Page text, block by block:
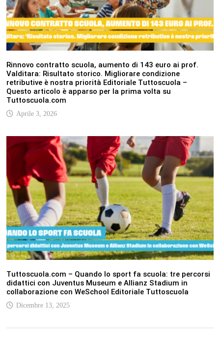
Rinnovo contratto scuola, aumento di 143 euro ai prof.
Valditara: Risultato storico. Migliorare condizione
retributive è nostra priorità Editoriale Tuttoscuola –
Questo articolo è apparso per la prima volta su
Tuttoscuola.com
Aprile 3, 2026
Tuttoscuola.com – Quando lo sport fa scuola: tre percorsi
didattici con Juventus Museum e Allianz Stadium in
collaborazione con WeSchool Editoriale Tuttoscuola
Dicembre 13, 2025